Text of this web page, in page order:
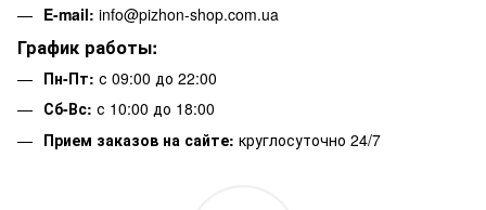
E-mail: info@pizhon-shop.com.ua
График работы:
Пн-Пт: с 09:00 до 22:00
Сб-Вс: с 10:00 до 18:00
Прием заказов на сайте: круглосуточно 24/7